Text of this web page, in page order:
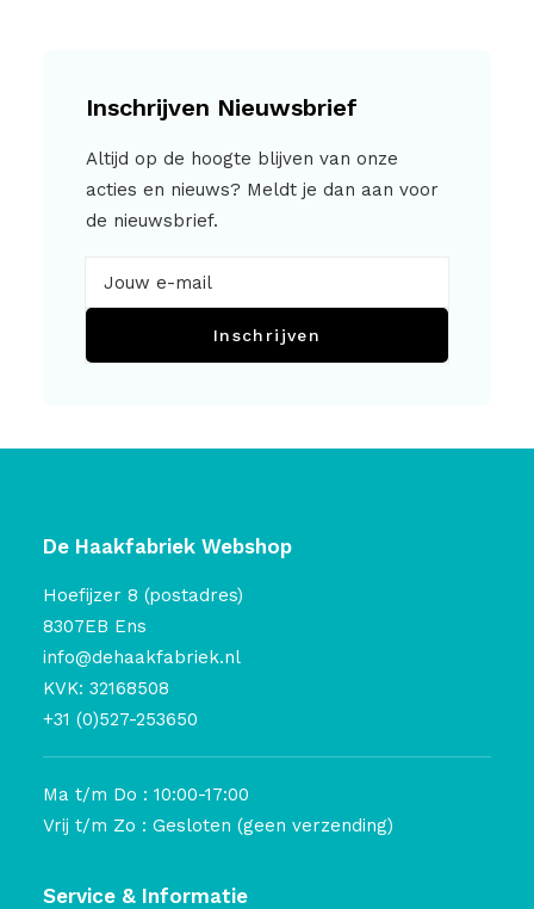
Inschrijven Nieuwsbrief
Altijd op de hoogte blijven van onze
acties en nieuws? Meldt je dan aan voor
de nieuwsbrief.
Inschrijven
De Haakfabriek Webshop
Hoefijzer 8 (postadres)
8307EB Ens
info@dehaakfabriek.nl
KVK: 32168508
+31 (0)527-253650
Ma t/m Do : 10:00-17:00
Vrij t/m Zo : Gesloten (geen verzending)
Service & Informatie